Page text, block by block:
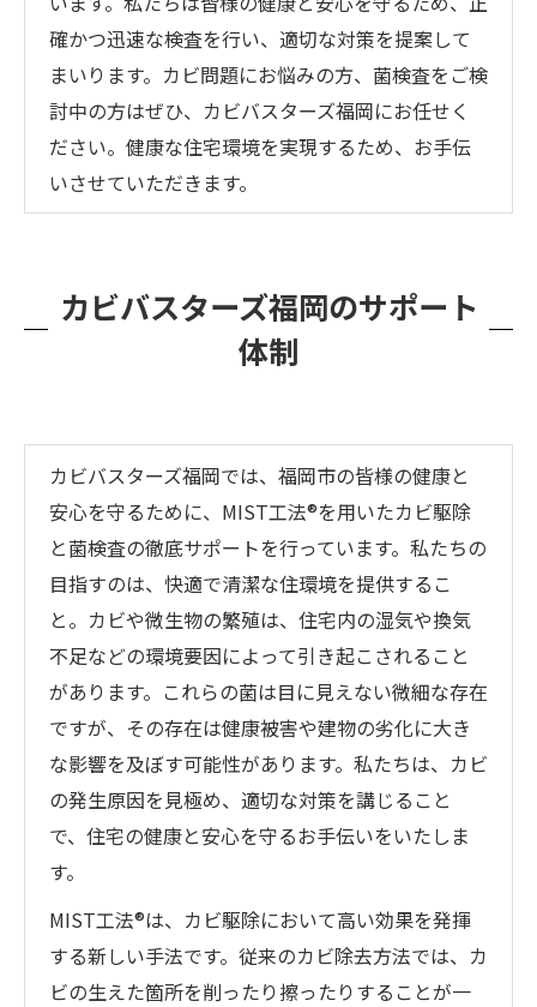
確かつ迅速な検査を行い、適切な対策を提案して
まいります。カビ問題にお悩みの方、菌検査をご検
討中の方はぜひ、カビバスターズ福岡にお任せく
ださい。健康な住宅環境を実現するため、お手伝
いさせていただきます。
カビバスターズ福岡のサポート
体制
カビバスターズ福岡では、福岡市の皆様の健康と
安心を守るために、MIST工法®を用いたカビ駆除
と菌検査の徹底サポートを行っています。私たちの
目指すのは、快適で清潔な住環境を提供するこ
と。カビや微生物の繁殖は、住宅内の湿気や換気
不足などの環境要因によって引き起こされること
があります。これらの菌は目に見えない微細な存在
ですが、その存在は健康被害や建物の劣化に大き
な影響を及ぼす可能性があります。私たちは、カビ
の発生原因を見極め、適切な対策を講じること
で、住宅の健康と安心を守るお手伝いをいたしま
す。
MIST工法®は、カビ駆除において高い効果を発揮
する新しい手法です。従来のカビ除去方法では、カ
ビの生えた箇所を削ったり擦ったりすることが一